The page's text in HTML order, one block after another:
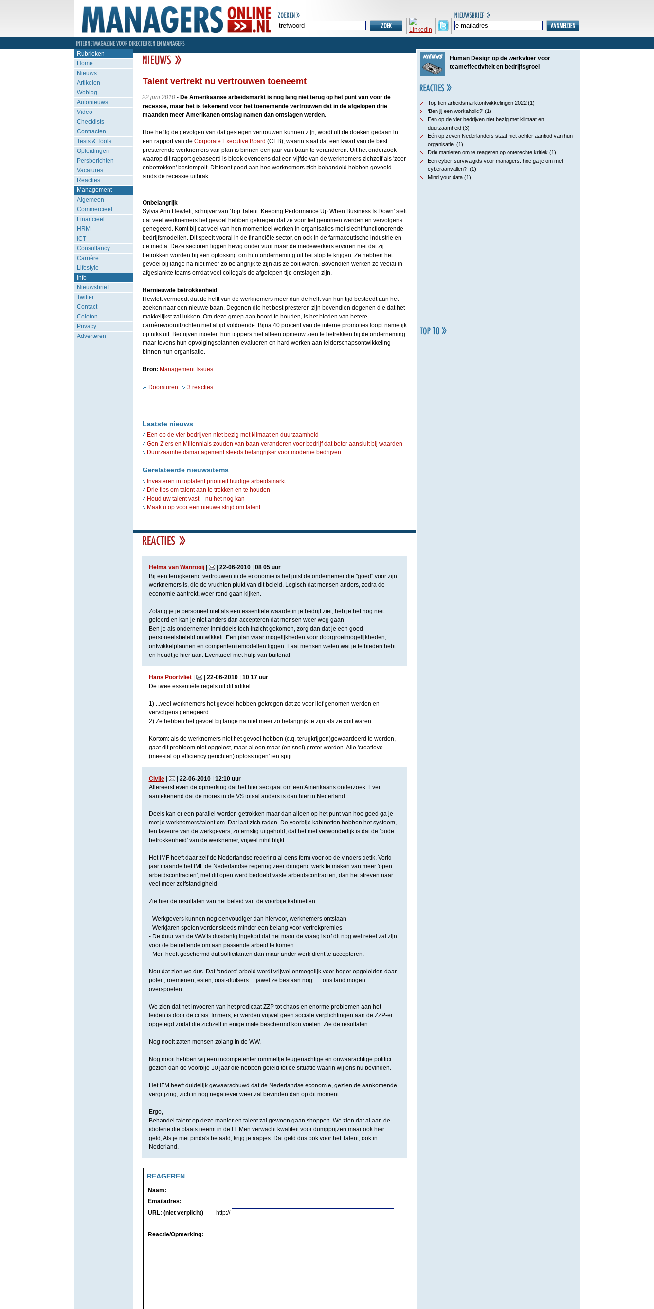
Rubrieken
Home
Nieuws
Artikelen
Weblog
Autonieuws
Video
Checklists
Contracten
Tests & Tools
Opleidingen
Persberichten
Vacatures
Reacties
Management
Algemeen
Commercieel
Financieel
HRM
ICT
Consultancy
Carrière
Lifestyle
Info
Nieuwsbrief
Twitter
Contact
Colofon
Privacy
Adverteren
Talent vertrekt nu vertrouwen toeneemt
22 juni 2010- De Amerikaanse arbeidsmarkt is nog lang niet terug op het punt van voor de
recessie, maar het is tekenend voor het toenemende vertrouwen dat in de afgelopen drie
maanden meer Amerikanen ontslag namen dan ontslagen werden.
Hoe heftig de gevolgen van dat gestegen vertrouwen kunnen zijn, wordt uit de doeken gedaan in
een rapport van de Corporate Executive Board (CEB), waarin staat dat een kwart van de best
presterende werknemers van plan is binnen een jaar van baan te veranderen. Uit het onderzoek
waarop dit rapport gebaseerd is bleek eveneens dat een vijfde van de werknemers zichzelf als 'zeer
onbetrokken' bestempelt. Dit toont goed aan hoe werknemers zich behandeld hebben gevoeld
sinds de recessie uitbrak.
Onbelangrijk
Sylvia Ann Hewlett, schrijver van 'Top Talent: Keeping Performance Up When Business Is Down' stelt
dat veel werknemers het gevoel hebben gekregen dat ze voor lief genomen werden en vervolgens
genegeerd. Komt bij dat veel van hen momenteel werken in organisaties met slecht functionerende
bedrijfsmodellen. Dit speelt vooral in de financiële sector, en ook in de farmaceutische industrie en
de media. Deze sectoren liggen hevig onder vuur maar de medewerkers ervaren niet dat zij
betrokken worden bij een oplossing om hun onderneming uit het slop te krijgen. Ze hebben het
gevoel bij lange na niet meer zo belangrijk te zijn als ze ooit waren. Bovendien werken ze veelal in
afgeslankte teams omdat veel collega's de afgelopen tijd ontslagen zijn.
Hernieuwde betrokkenheid
Hewlett vermoedt dat de helft van de werknemers meer dan de helft van hun tijd besteedt aan het
zoeken naar een nieuwe baan. Degenen die het best presteren zijn bovendien degenen die dat het
makkelijkst zal lukken. Om deze groep aan boord te houden, is het bieden van betere
carrièrevooruitzichten niet altijd voldoende. Bijna 40 procent van de interne promoties loopt namelijk
op niks uit. Bedrijven moeten hun toppers niet alleen opnieuw zien te betrekken bij de onderneming
maar tevens hun opvolgingsplannen evalueren en hard werken aan leiderschapsontwikkeling
binnen hun organisatie.
Bron: Management Issues
Doorsturen 3 reacties
Laatste nieuws
Een op de vier bedrijven niet bezig met klimaat en duurzaamheid
Gen-Z’ers en Millennials zouden van baan veranderen voor bedrijf dat beter aansluit bij waarden
Duurzaamheidsmanagement steeds belangrijker voor moderne bedrijven
Gerelateerde nieuwsitems
Investeren in toptalent prioriteit huidige arbeidsmarkt
Drie tips om talent aan te trekken en te houden
Houd uw talent vast – nu het nog kan
Maak u op voor een nieuwe strijd om talent
Helma van Wanrooij| | 22-06-2010| 08:05 uur
Bij een terugkerend vertrouwen in de economie is het juist de ondernemer die ''goed'' voor zijn
werknemers is, die de vruchten plukt van dit beleid. Logisch dat mensen anders, zodra de
economie aantrekt, weer rond gaan kijken.
Zolang je je personeel niet als een essentiele waarde in je bedrijf ziet, heb je het nog niet
geleerd en kan je niet anders dan accepteren dat mensen weer weg gaan.
Ben je als ondernemer inmiddels toch inzicht gekomen, zorg dan dat je een goed
personeelsbeleid ontwikkelt. Een plan waar mogelijkheden voor doorgroeimogelijkheden,
ontwikkelplannen en compententiemodellen liggen. Laat mensen weten wat je te bieden hebt
en houdt je hier aan. Eventueel met hulp van buitenaf.
Hans Poortvliet| | 22-06-2010| 10:17 uur
De twee essentiële regels uit dit artikel:
1) ...veel werknemers het gevoel hebben gekregen dat ze voor lief genomen werden en
vervolgens genegeerd.
2) Ze hebben het gevoel bij lange na niet meer zo belangrijk te zijn als ze ooit waren.
Kortom: als de werknemers niet het gevoel hebben (c.q. terugkrijgen)gewaardeerd te worden,
gaat dit probleem niet opgelost, maar alleen maar (en snel) groter worden. Alle 'creatieve
(meestal op efficiency gerichten) oplossingen' ten spijt ...
Civile| | 22-06-2010| 12:10 uur
Allereerst even de opmerking dat het hier sec gaat om een Amerikaans onderzoek. Even
aantekenend dat de mores in de VS totaal anders is dan hier in Nederland.
Deels kan er een parallel worden getrokken maar dan alleen op het punt van hoe goed ga je
met je werknemers/talent om. Dat laat zich raden. De voorbije kabinetten hebben het systeem,
ten faveure van de werkgevers, zo ernstig uitgehold, dat het niet verwonderlijk is dat de 'oude
betrokkenheid' van de werknemer, vrijwel nihil blijkt.
Het IMF heeft daar zelf de Nederlandse regering al eens ferm voor op de vingers getik. Vorig
jaar maande het IMF de Nederlandse regering zeer dringend werk te maken van meer 'open
arbeidscontracten', met dit open werd bedoeld vaste arbeidscontracten, dan het streven naar
veel meer zelfstandigheid.
Zie hier de resultaten van het beleid van de voorbije kabinetten.
- Werkgevers kunnen nog eenvoudiger dan hiervoor, werknemers ontslaan
- Werkjaren spelen verder steeds minder een belang voor vertrekpremies
- De duur van de WW is dusdanig ingekort dat het maar de vraag is of dit nog wel reëel zal zijn
voor de betreffende om aan passende arbeid te komen.
- Men heeft geschermd dat sollicitanten dan maar ander werk dient te accepteren.
Nou dat zien we dus. Dat 'andere' arbeid wordt vrijwel onmogelijk voor hoger opgeleiden daar
polen, roemenen, esten, oost-duitsers ... jawel ze bestaan nog ..... ons land mogen
overspoelen.
We zien dat het invoeren van het predicaat ZZP tot chaos en enorme problemen aan het
leiden is door de crisis. Immers, er werden vrijwel geen sociale verplichtingen aan de ZZP-er
opgelegd zodat die zichzelf in enige mate beschermd kon voelen. Zie de resultaten.
Nog nooit zaten mensen zolang in de WW.
Nog nooit hebben wij een incompetenter rommeltje leugenachtige en onwaarachtige politici
gezien dan de voorbije 10 jaar die hebben geleid tot de situatie waarin wij ons nu bevinden.
Het IFM heeft duidelijk gewaarschuwd dat de Nederlandse economie, gezien de aankomende
vergrijzing, zich in nog negatiever weer zal bevinden dan op dit moment.
Ergo,
Behandel talent op deze manier en talent zal gewoon gaan shoppen. We zien dat al aan de
idioterie die plaats neemt in de IT. Men verwacht kwaliteit voor dumpprijzen maar ook hier
geld, Als je met pinda's betaald, krijg je aapjes. Dat geld dus ook voor het Talent, ook in
Nederland.
REAGEREN
Naam:
Emailadres:
URL: (niet verplicht)
http://
Reactie/Opmerking:
Human Design op de werkvloer voor
teameffectiviteit en bedrijfsgroei
Top tien arbeidsmarktontwikkelingen 2022 (1)
‘Ben jij een workaholic?’ (1)
Een op de vier bedrijven niet bezig met klimaat en
duurzaamheid (3)
Eén op zeven Nederlanders staat niet achter aanbod van hun
organisatie (1)
Drie manieren om te reageren op onterechte kritiek (1)
Een cyber-survivalgids voor managers: hoe ga je om met
cyberaanvallen? (1)
Mind your data (1)